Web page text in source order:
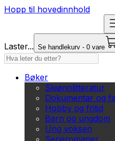
Hopp til hovedinnhold
Laster... Se handlekurv - 0 vare
Bøker
Skjønnlitteratur
Dokumentar og
Hobby og fritid
Barn og ungdom
Ung voksen
Serieromaner